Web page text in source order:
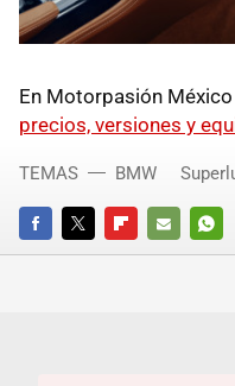
En Motorpasión México
precios, versiones y
FACEBOOKTWITTERFLIPBOARD
E-
TEMAS BMW